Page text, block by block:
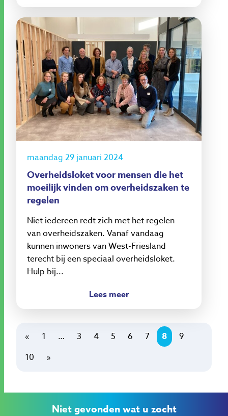
maandag 29 januari 2024
Overheidsloket voor mensen die het
moeilijk vinden om overheidszaken te
regelen
Niet iedereen redt zich met het regelen
van overheidszaken. Vanaf vandaag
kunnen inwoners van West-Friesland
terecht bij een speciaal overheidsloket.
Hulp bij...
Lees meer
« 1 … 3 4 5 6 7 8
9
10
»
Niet gevonden wat u zocht